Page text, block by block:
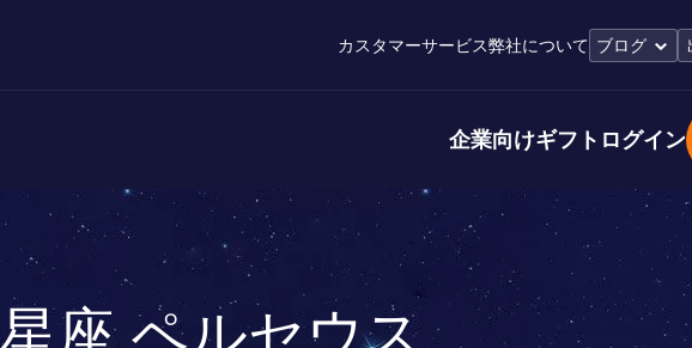
カスタマーサービス弊社について ブログ
企業向けギフト ログイン
星座 ペルセウス